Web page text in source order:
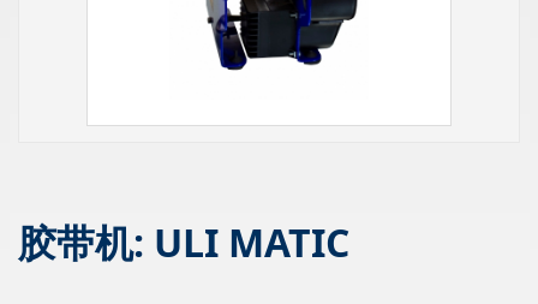
胶带机: ULI MATIC